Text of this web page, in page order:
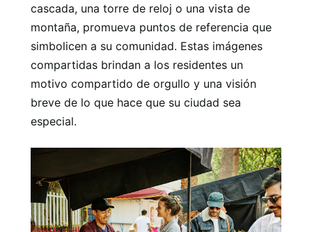
cascada, una torre de reloj o una vista de
montaña, promueva puntos de referencia que
simbolicen a su comunidad. Estas imágenes
compartidas brindan a los residentes un
motivo compartido de orgullo y una visión
breve de lo que hace que su ciudad sea
especial.